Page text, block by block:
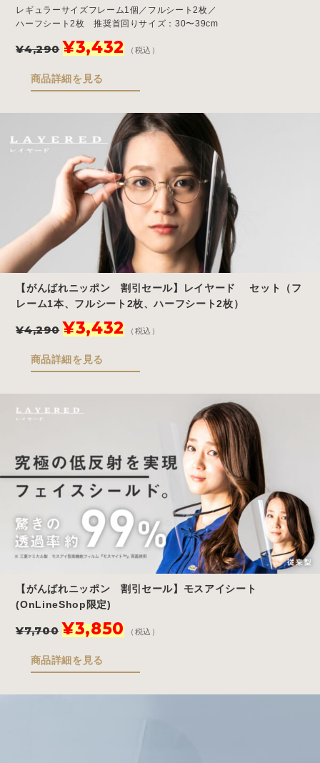
レギュラーサイズフレーム1個／フルシート2枚／
ハーフシート2枚 推奨首回りサイズ：30〜39cm
¥4,290
元
の
価
格
は
で
し
た。
¥3,432現
在
価
格
は
¥3,432
で
す。
（税込）
商品詳細を見る
【がんばれニッポン 割引セール】レイヤード セット（フ
レーム1本、フルシート2枚、ハーフシート2枚）
¥4,290
元
の
価
格
¥4,290
た。
¥3,432現
在
価
す。
（税込）
商品詳細を見る
【がんばれニッポン 割引セール】モスアイシート
(OnLineShop限定)
¥7,700
元
の
価
格
は
¥3,850現
在
価
格
（税込）
商品詳細を見る